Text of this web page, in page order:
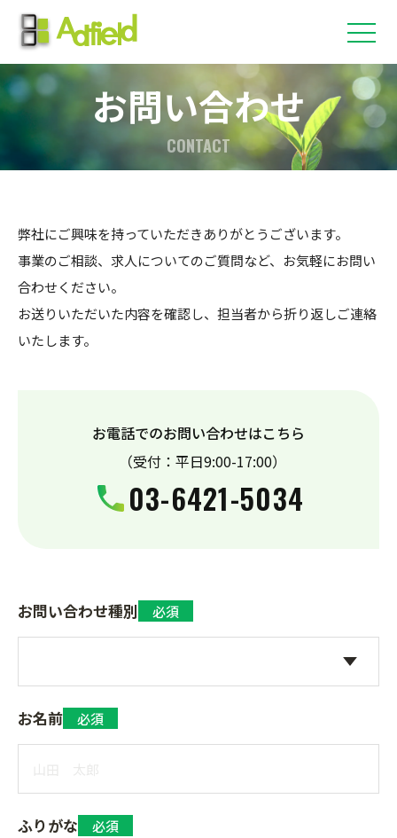
お問い合わせ
CONTACT
弊社にご興味を持っていただきありがとうございます。
事業のご相談、求人についてのご質問など、お気軽にお問い
合わせください。
お送りいただいた内容を確認し、担当者から折り返しご連絡
いたします。
お電話でのお問い合わせはこちら
（受付：平日9:00-17:00）
03-6421-5034
お問い合わせ種別 必須
お名前 必須
ふりがな 必須